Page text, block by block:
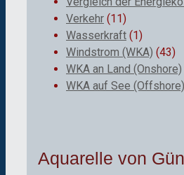
Verkehr (11)
Wasserkraft (1)
Windstrom (WKA) (43)
WKA an Land (Onshore)
WKA auf See (Offshore)
Aquarelle von